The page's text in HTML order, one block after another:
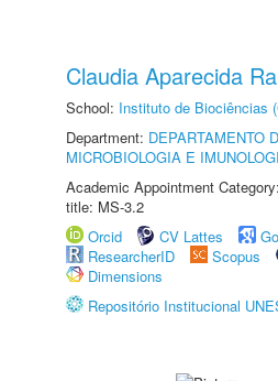
Claudia Aparecida
School: Instituto de Biociências
Department: DEPARTAMENTO
MICROBIOLOGIA E
Academic Appointment
title: MS-3.2
Orcid
CV Lattes
ResearcherID
Scopus
Dimensions
Repositório Institucional